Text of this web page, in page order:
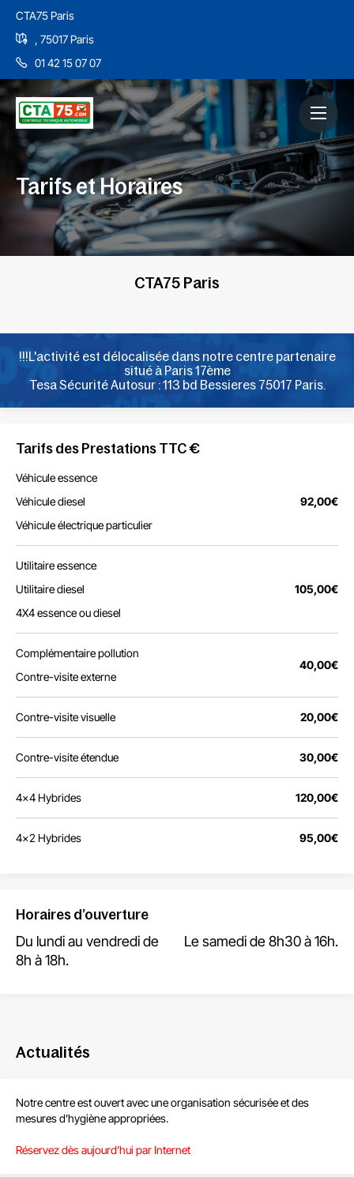
CTA75 Paris
, 75017 Paris
01 42 15 07 07
Tarifs et Horaires
CTA75 Paris
!!!L'activité est délocalisée dans notre centre partenaire
situé à Paris 17ème
Tesa Sécurité Autosur : 113 bd Bessieres 75017 Paris.
Tarifs des Prestations TTC €
Véhicule essence
Véhicule diesel
Véhicule électrique particulier
92,00€
Utilitaire essence
Utilitaire diesel
4X4 essence ou diesel
105,00€
Complémentaire pollution
Contre-visite externe
40,00€
Contre-visite visuelle 20,00€
Contre-visite étendue 30,00€
4x4 Hybrides 120,00€
4x2 Hybrides 95,00€
Horaires d’ouverture
Du lundi au vendredi de
8h à 18h.
Le samedi de 8h30 à 16h.
Actualités
Notre centre est ouvert avec une organisation sécurisée et des
mesures d’hygiène appropriées.
Réservez dès aujourd’hui par Internet